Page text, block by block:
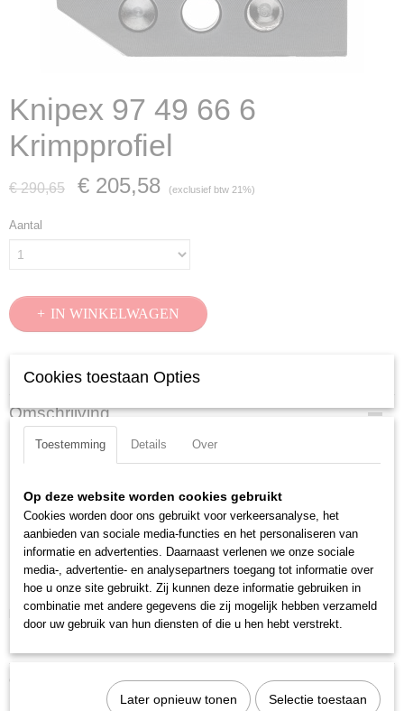
Knipex 97 49 66 6
Krimpprofiel
€ 290,65 € 205,58 (exclusief btw 21%)
Aantal
IN WINKELWAGEN
Specificaties
Productcode
97 49 66 6
EAN code
4003773072102
97 49 66 6
Netto gewicht
0,04 Kg
Bruto gewicht
0,04 Kg
Afmetingen (l,b,h)
3,20 x 3,20 x 0,80 cm
Omschrijving
Krimpprofiel
Toepassing:solar connectors MC4 (Multi-Contact) snijden -
afstrippen - krimpen
Capaciteit: 6 mm2
Krimpprofiel:F-krimping
Aantal krimpprofielen:1
Downloads:
Ook interessant
Cookies toestaan Opties
Toestemming Details Over
Op deze website worden cookies gebruikt
Cookies worden door ons gebruikt voor verkeersanalyse, het
aanbieden van sociale media-functies en het personaliseren van
informatie en advertenties. Daarnaast verlenen we onze sociale
media-, advertentie- en analysepartners toegang tot informatie over
hoe u onze site gebruikt. Zij kunnen deze informatie gebruiken in
combinatie met andere gegevens die zij mogelijk hebben verzameld
door uw gebruik van hun diensten of die u hen hebt verstrekt.
Later opnieuw tonen Selectie toestaan